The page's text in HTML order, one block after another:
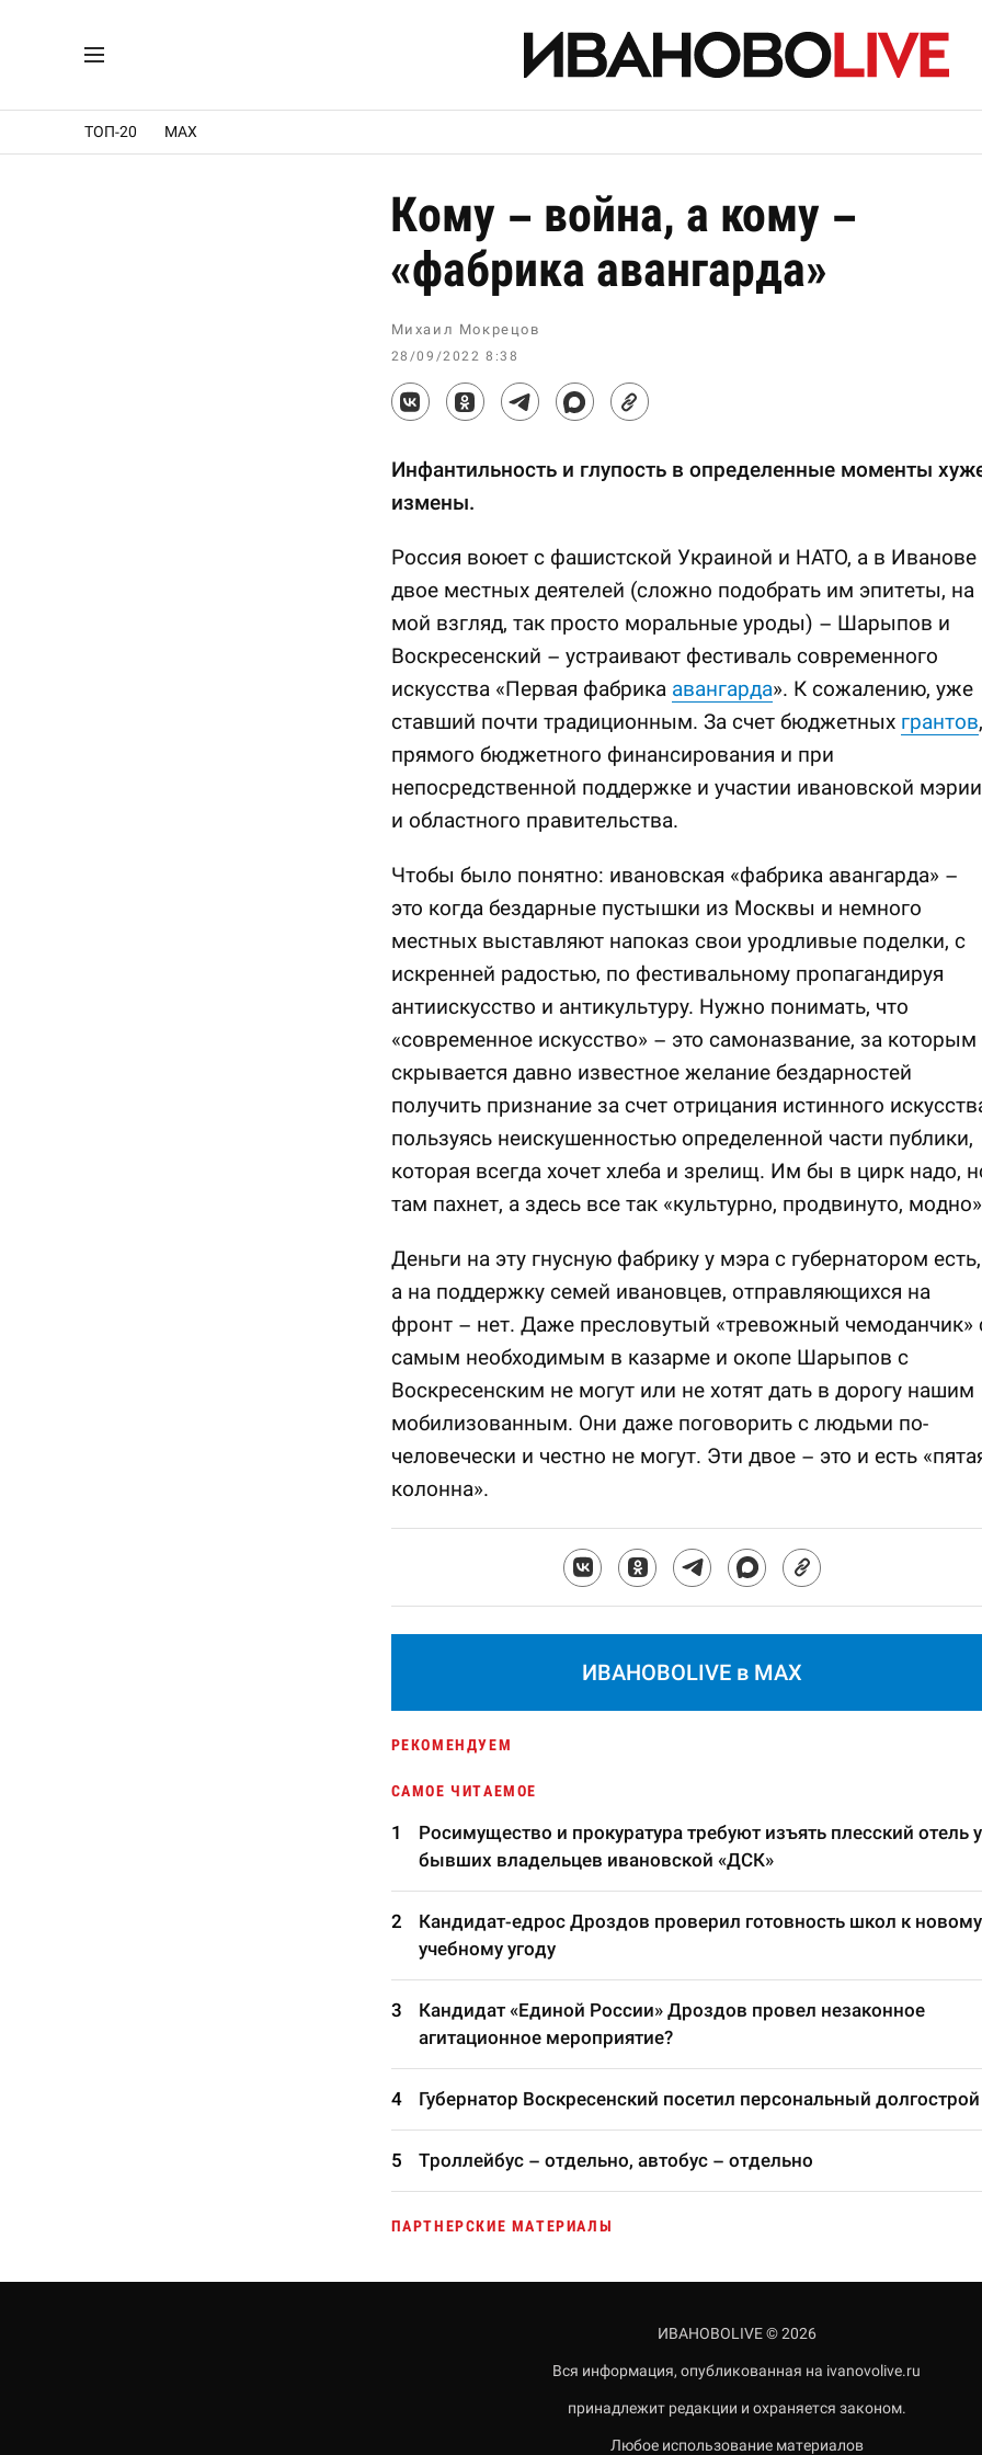
ТОП-20 MAX
Кому – война, а кому –
«фабрика авангарда»
Михаил Мокрецов
28/09/2022 8:38
Инфантильность и глупость в определенные моменты
измены.
Россия воюет с фашистской Украиной и НАТО, а в Иванове
двое местных деятелей (сложно подобрать им эпитеты, на
мой взгляд, так просто моральные уроды) – Шарыпов и
Воскресенский – устраивают фестиваль современного
искусства «Первая фабрика авангарда». К сожалению, уже
ставший почти традиционным. За счет бюджетных грантов,
прямого бюджетного финансирования и при
непосредственной поддержке и участии ивановской мэрии
и областного правительства.
Чтобы было понятно: ивановская «фабрика авангарда» –
это когда бездарные пустышки из Москвы и немного
местных выставляют напоказ свои уродливые поделки, с
искренней радостью, по фестивальному пропагандируя
антиискусство и антикультуру. Нужно понимать, что
«современное искусство» – это самоназвание, за которым
скрывается давно известное желание бездарностей
получить признание за счет отрицания истинного
пользуясь неискушенностью определенной части публики,
которая всегда хочет хлеба и зрелищ. Им бы в цирк надо,
там пахнет, а здесь все так «культурно, продвинуто,
Деньги на эту гнусную фабрику у мэра с губернатором есть,
а на поддержку семей ивановцев, отправляющихся на
фронт – нет. Даже пресловутый «тревожный чемоданчик»
самым необходимым в казарме и окопе Шарыпов с
Воскресенским не могут или не хотят дать в дорогу нашим
мобилизованным. Они даже поговорить с людьми по-
человечески и честно не могут. Эти двое – это и есть
колонна».
ИВАНОВОLIVE в MAX
РЕКОМЕНДУЕМ
САМОЕ ЧИТАЕМОЕ
Росимущество и прокуратура требуют изъять плесский отель у
бывших владельцев ивановской «ДСК»
Кандидат-едрос Дроздов проверил готовность школ к новому
учебному угоду
Кандидат «Единой России» Дроздов провел незаконное
агитационное мероприятие?
Губернатор Воскресенский посетил персональный долгострой
Троллейбус – отдельно, автобус – отдельно
ПАРТНЕРСКИЕ МАТЕРИАЛЫ
ИВАНОВОLIVE © 2026
Вся информация, опубликованная на ivanovolive.ru
принадлежит редакции и охраняется законом.
Любое использование материалов